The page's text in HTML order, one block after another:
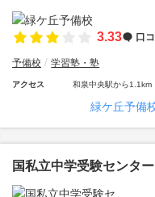
3.33 口
予備校 学習塾・塾
アクセス 和泉中央駅から1.1km
緑ケ丘予備
国私立中学受験センタ